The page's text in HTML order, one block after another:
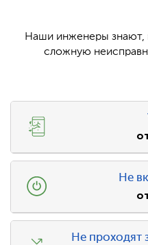
Наши инженеры знают,
сложную
Не
Не проходят